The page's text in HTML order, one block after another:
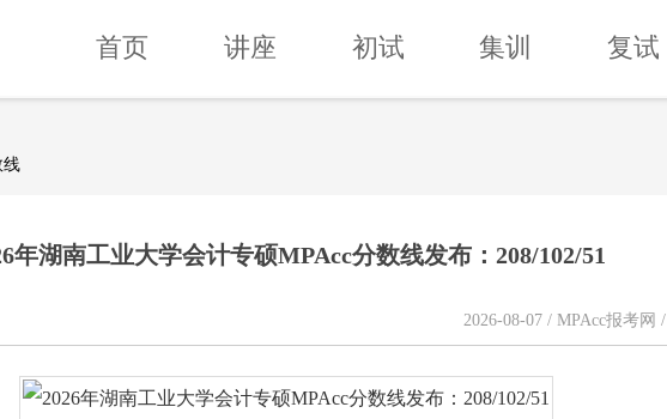
首页 讲座 初试 集训 复试
线
年湖南工业大学会计专硕MPAcc分数线发布：208/102/51
2026-08-07 / MPAcc报考网 /